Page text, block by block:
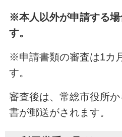
※本人以外が申請する
す。
※申請書類の審査は1カ
す。
審査後は、常総市役所
書が郵送がされます。